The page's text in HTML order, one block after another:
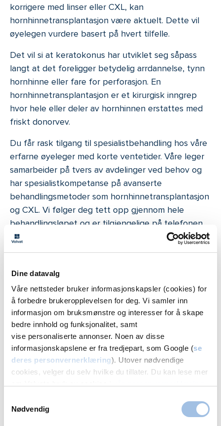
Dine datavalg
Våre nettsteder bruker informasjonskapsler (cookies) for
å forbedre brukeropplevelsen for deg. Vi samler inn
informasjon om bruksmønstre og interesser for å skape
bedre innhold og funksjonalitet, samt
vise personaliserte annonser. Noen av disse
informasjonskapslene er fra tredjepart, som Google (se
deres personvernerklæring). Utover nødvendige
cookies, velger du selv hvilke du tillater. Du kan lese mer
Nødvendig
korrigere med linser eller CXL, kan
hornhinnetransplantasjon være aktuelt. Dette vil
øyelegen vurdere basert på hvert tilfelle.
Det vil si at keratokonus har utviklet seg såpass
langt at det foreligger betydelig arrdannelse, tynn
hornhinne eller fare for perforasjon. En
hornhinnetransplantasjon er et kirurgisk inngrep
hvor hele eller deler av hornhinnen erstattes med
friskt donorvev.
Du får rask tilgang til spesialistbehandling hos våre
erfarne øyeleger med korte ventetider. Våre leger
samarbeider på tvers av avdelinger ved behov og
har spesialistkompetanse på avanserte
behandlingsmetoder som hornhinnetransplantasjon
og CXL. Vi følger deg tett opp gjennom hele
behandlingsløpet og er tilgjengelige på telefonen
dersom du trenger oss.
Når bør du oppsøke øyelege?
Dersom du opplever gradvis forverring av synet,
økt lysfølsomhet eller behov for hyppige endringer
i brille- eller kontaktlinseoppskriften, bør du
undersøkes av en øyelege. Tidlig diagnose er viktig
for å kunne bremse utviklingen og bevare synet
best mulig.
hjelpemidler som topografi og pachymetri,